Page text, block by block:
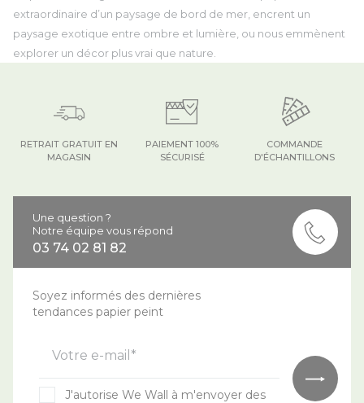
extraordinaire d’un paysage de bord de mer, encrent un
paysage exotique entre ombre et lumière, ou nous emmènent
explorer un décor plus vrai que nature.
COMMANDE
D'ÉCHANTILLONS
PAIEMENT 100%
SÉCURISÉ
RETRAIT GRATUIT EN
MAGASIN
Une question ?
Notre équipe vous répond
03 74 02 81 82
Soyez informés des dernières
tendances papier peint
Votre e-mail*
J'autorise We Wall à m'envoyer des